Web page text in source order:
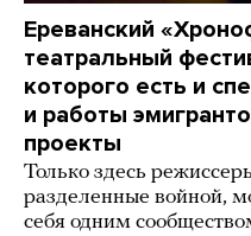
Ереванский
театральный
которого есть и
и работы
проекты
Только здесь
разделенные войной,
себя одним